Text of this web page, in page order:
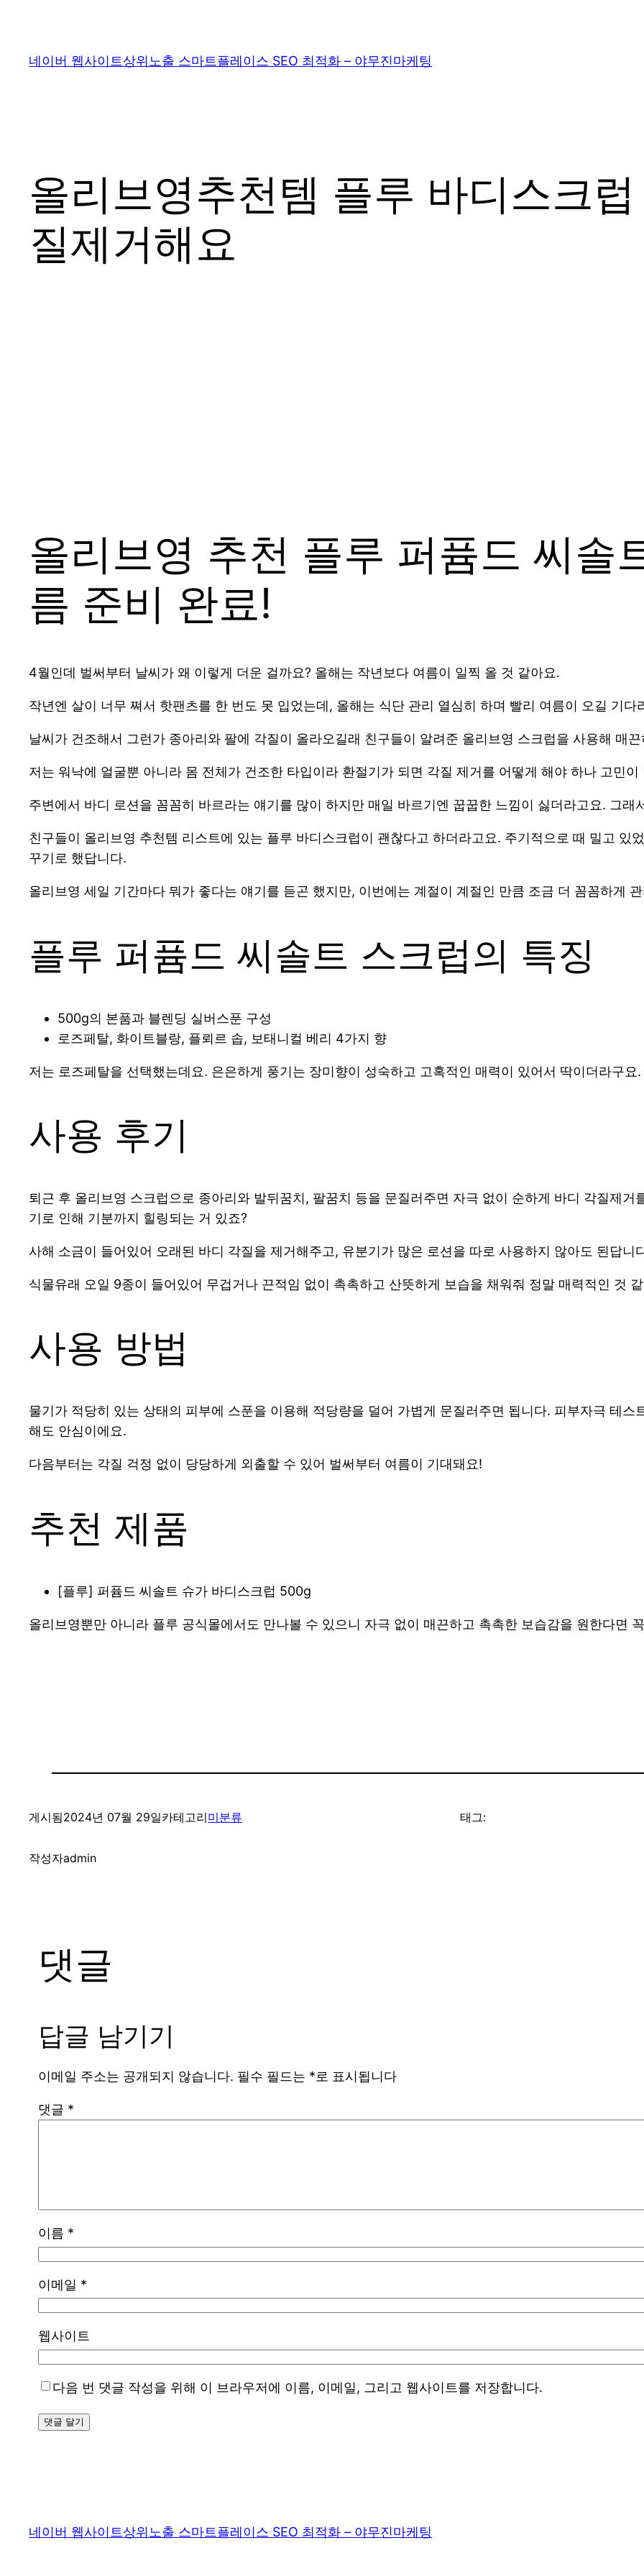
네이버 웹사이트상위노출 스마트플레이스 SEO 최적화 – 야무진마케팅
올리브영추천템 플루 바디스크
질제거해요
올리브영 추천 플루 퍼퓸드 씨솔
름 준비 완료!
4월인데 벌써부터 날씨가 왜 이렇게 더운 걸까요? 올해는 작년보다 여름이 일찍 올 것 같아요.
작년엔 살이 너무 쪄서 핫팬츠를 한 번도 못 입었는데, 올해는 식단 관리 열심히 하며 빨리 여름이 오길 기다
날씨가 건조해서 그런가 종아리와 팔에 각질이 올라오길래 친구들이 알려준 올리브영 스크럽을 사용해 매
저는 워낙에 얼굴뿐 아니라 몸 전체가 건조한 타입이라 환절기가 되면 각질 제거를 어떻게 해야 하나 고민이
주변에서 바디 로션을 꼼꼼히 바르라는 얘기를 많이 하지만 매일 바르기엔 꿉꿉한 느낌이 싫더라고요. 그래
친구들이 올리브영 추천템 리스트에 있는 플루 바디스크럽이 괜찮다고 하더라고요. 주기적으로 때 밀고 있
꾸기로 했답니다.
올리브영 세일 기간마다 뭐가 좋다는 얘기를 듣곤 했지만, 이번에는 계절이 계절인 만큼 조금 더 꼼꼼하게
플루 퍼퓸드 씨솔트 스크럽의 특징
500g의 본품과 블렌딩 실버스푼 구성
로즈페탈, 화이트블랑, 플뢰르 솝, 보태니컬 베리 4가지 향
저는 로즈페탈을 선택했는데요. 은은하게 풍기는 장미향이 성숙하고 고혹적인 매력이 있어서 딱이더라구요.
사용 후기
퇴근 후 올리브영 스크럽으로 종아리와 발뒤꿈치, 팔꿈치 등을 문질러주면 자극 없이 순하게 바디 각질제
기로 인해 기분까지 힐링되는 거 있죠?
사해 소금이 들어있어 오래된 바디 각질을 제거해주고, 유분기가 많은 로션을 따로 사용하지 않아도 된답니
식물유래 오일 9종이 들어있어 무겁거나 끈적임 없이 촉촉하고 산뜻하게 보습을 채워줘 정말 매력적인 것
사용 방법
물기가 적당히 있는 상태의 피부에 스푼을 이용해 적당량을 덜어 가볍게 문질러주면 됩니다. 피부자극 테
해도 안심이에요.
다음부터는 각질 걱정 없이 당당하게 외출할 수 있어 벌써부터 여름이 기대돼요!
추천 제품
[플루] 퍼퓸드 씨솔트 슈가 바디스크럽 500g
올리브영뿐만 아니라 플루 공식몰에서도 만나볼 수 있으니 자극 없이 매끈하고 촉촉한 보습감을 원한다면
게시됨2024년 07월 29일카테고리미분류
작성자admin
태그:
댓글
답글 남기기
이메일 주소는 공개되지 않습니다. 필수 필드는 *로 표시됩니다
댓글 *
이름 *
이메일 *
웹사이트
다음 번 댓글 작성을 위해 이 브라우저에 이름, 이메일, 그리고 웹사이트를 저장합니다.
네이버 웹사이트상위노출 스마트플레이스 SEO 최적화 – 야무진마케팅